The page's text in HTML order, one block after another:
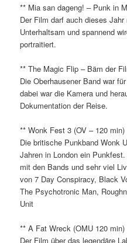
** Mia san dageng! – Punk in
Der Film darf auch dieses
Unterhaltsam und spannend
portraitiert.
** The Magic Flip – Bäm der
Die Oberhausener Band war
dabei war die Kamera und
Dokumentation der Reise.
** Wonk Fest 3 (OV – 120 min)
Die britische Punkband Wonk
Jahren in London ein
mit den Bands und sehr viel
von 7 Day Conspiracy, Black
The Psychotronic Man,
Unit
** A Fat Wreck (OMU 120 min)
Der Film über das legendäre